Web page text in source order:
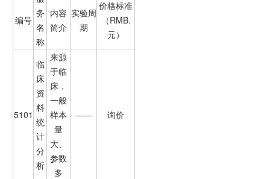
编号
务
名
称
内容
简介
实验周
期
价格标准
（RMB.
元）
5101
临
床
资
料
统
计
分
析
来源
于临
床，
一般
样本
量
大、
参数
多
—— 询价